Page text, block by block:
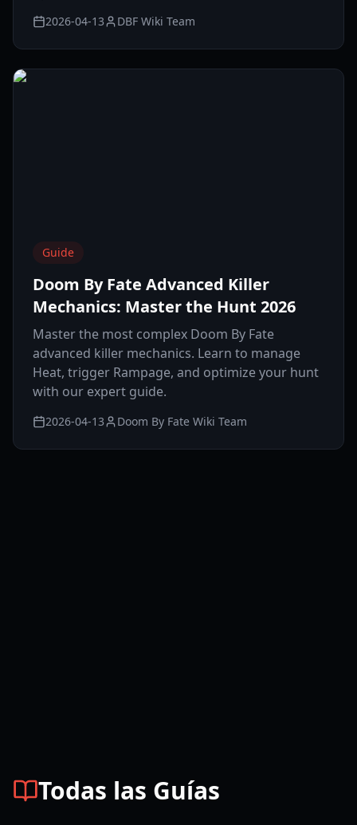
2026-04-13 DBF Wiki Team
Guide
Doom By Fate Advanced Killer
Mechanics: Master the Hunt 2026
Master the most complex Doom By Fate
advanced killer mechanics. Learn to manage
Heat, trigger Rampage, and optimize your hunt
with our expert guide.
2026-04-13 Doom By Fate Wiki Team
Todas las Guías